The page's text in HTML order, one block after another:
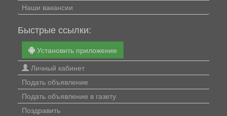
Наши вакансии
Быстрые ссылки:
Установить приложение
Личный кабинет
Подать объявление
Подать объявление в газету
Поздравить